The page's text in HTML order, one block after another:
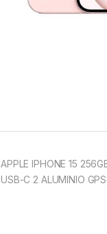
APPLE IPHONE 15
USB-C 2 ALUMINIO GPS